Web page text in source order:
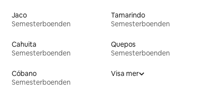
Jaco
Semesterboenden
Tamarindo
Semesterboenden
Cahuita
Semesterboenden
Quepos
Semesterboenden
Cóbano
Semesterboenden
Visa mer